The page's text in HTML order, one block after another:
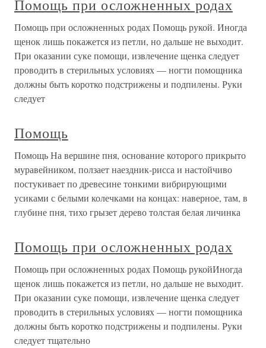
Помощь при осложненных родах
Помощь при осложненных родах Помощь рукой. Иногда
щенок лишь покажется из петли, но дальше не выходит.
При оказании суке помощи, извлечение щенка следует
проводить в стерильных условиях — ногти помощника
должны быть коротко подстрижены и подпилены. Руки
следует
Помощь
Помощь На вершине пня, основание которого прикрыто
муравейником, ползает наездник-рисса и настойчиво
постукивает по древесине тонкими вибрирующими
усиками с белыми колечками на концах: наверное, там, в
глубине пня, тихо грызет дерево толстая белая личинка
Помощь при осложненных родах
Помощь при осложненных родах Помощь рукойИногда
щенок лишь покажется из петли, но дальше не выходит.
При оказании суке помощи, извлечение щенка следует
проводить в стерильных условиях — ногти помощника
должны быть коротко подстрижены и подпилены. Руки
следует тщательно